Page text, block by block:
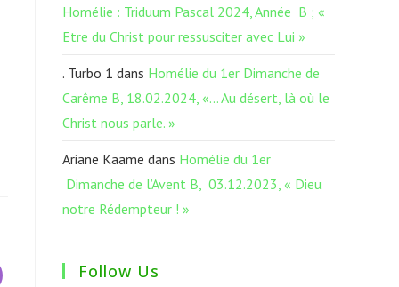
Homélie : Triduum Pascal 2024, Année B ; «
Etre du Christ pour ressusciter avec Lui »
. Turbo 1 dans Homélie du 1er Dimanche de
Carême B, 18.02.2024, «… Au désert, là où le
Christ nous parle. »
Ariane Kaame dans Homélie du 1er
Dimanche de l’Avent B, 03.12.2023, « Dieu
notre Rédempteur ! »
Follow Us